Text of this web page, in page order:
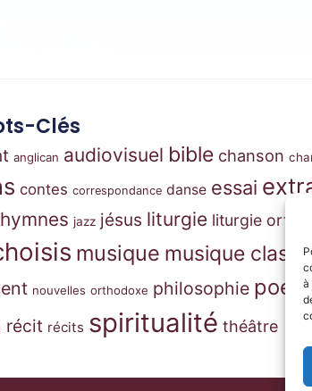
à
Clés
anglican audiovisuel bible chanson
contes correspondance danse essai
hymnes jazz jésus liturgie liturgie
musique musique
nouvelles orthodoxe philosophie
récit récits spiritualité théâtre